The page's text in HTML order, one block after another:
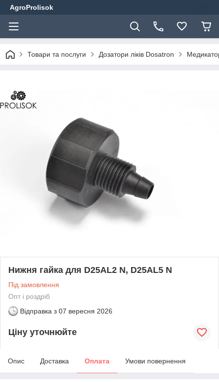
AgroProlisok
Товари та послуги Дозатори ліків Dosatron
Нижня гайка для D25AL2 N, D25AL5 N
Під замовлення
Опт і роздріб
Відправка з 07 вересня 2026
Ціну уточнюйте
Опис Доставка Оплата Умови повернення